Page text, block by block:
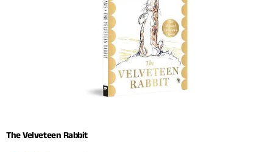
The Velveteen Rabbit